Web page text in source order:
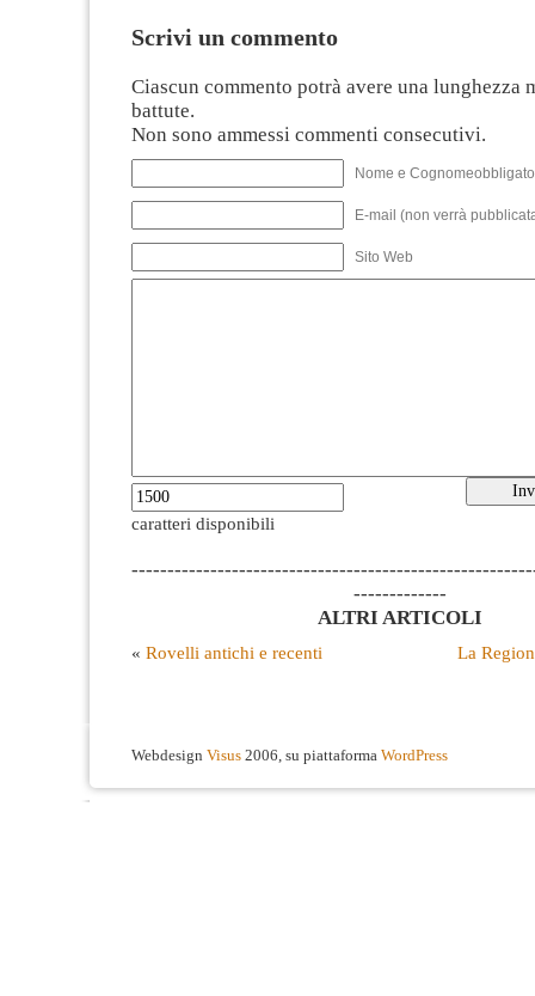
Scrivi un commento
Ciascun commento potrà avere una lunghezza
battute.
Non sono ammessi commenti consecutivi.
Nome e
E-mail (non verrà
Sito Web
caratteri disponibili
-------------
ALTRI ARTICOLI
« Rovelli antichi e recenti La
Webdesign Visus 2006, su piattaforma WordPress